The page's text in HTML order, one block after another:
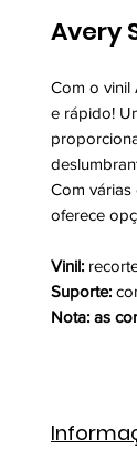
Avery
Com o vinil
e rápido!
Com
oferece
Vinil:
Suporte:
Nota: as